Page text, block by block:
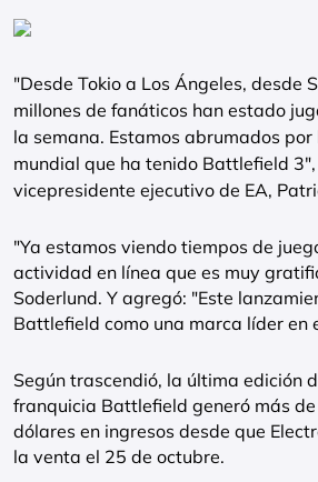
"Desde Tokio a Los Ángeles, desde
millones de fanáticos han estado
la semana. Estamos abrumados
mundial que ha tenido Battlefield
vicepresidente ejecutivo de EA,
"Ya estamos viendo tiempos de
actividad en línea que es muy
Soderlund. Y agregó: "Este
Battlefield como una marca líder en
Según trascendió, la última edición
franquicia Battlefield generó más
dólares en ingresos desde que
la venta el 25 de octubre.